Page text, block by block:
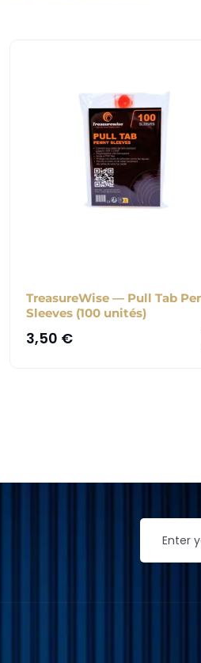
TreasureWise — Pull Tab
Sleeves (100 unités)
3,50 €